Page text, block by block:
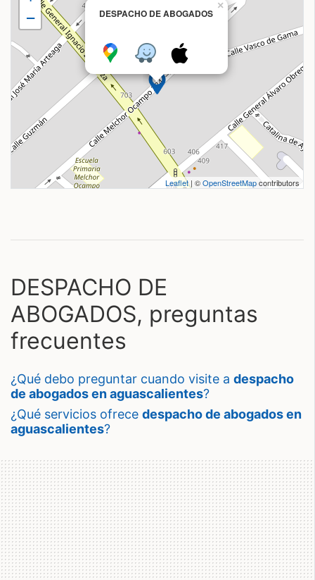
DESPACHO DE ABOGADOS
×
−
Leaflet| ©OpenStreetMapcontributors
DESPACHO DE
ABOGADOS, preguntas
frecuentes
¿qué debo preguntar cuando visite a despacho
de abogados en aguascalientes?
¿qué servicios ofrece despacho de abogados en
aguascalientes?